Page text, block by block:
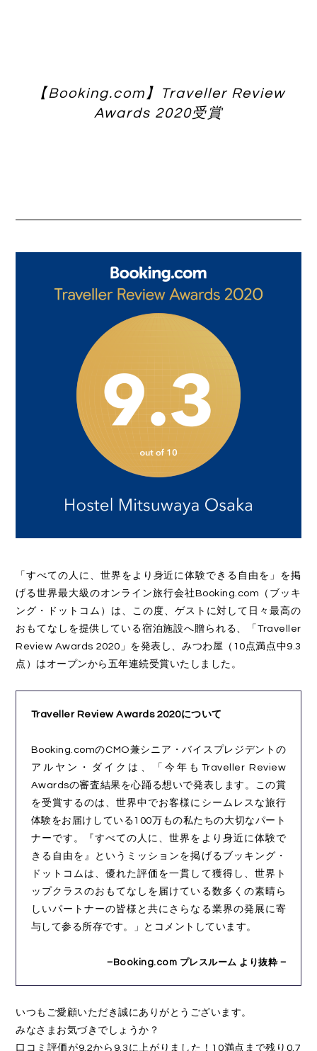
【Booking.com】Traveller Review
Awards 2020受賞
「すべての人に、世界をより身近に体験できる自由を」を掲
げる世界最大級のオンライン旅行会社Booking.com（ブッキ
ング・ドットコム）は、この度、ゲストに対して日々最高の
おもてなしを提供している宿泊施設へ贈られる、「Traveller
Review Awards 2020」を発表し、みつわ屋（10点満点中9.3
点）はオープンから五年連続受賞いたしました。
Traveller Review Awards 2020について
Booking.comのCMO兼シニア・バイスプレジデントの
アルヤン・ダイクは、「今年もTraveller Review
Awardsの審査結果を心踊る想いで発表します。この賞
を受賞するのは、世界中でお客様にシームレスな旅行
体験をお届けしている100万もの私たちの大切なパート
ナーです。『すべての人に、世界をより身近に体験で
きる自由を』というミッションを掲げるブッキング・
ドットコムは、優れた評価を一貫して獲得し、世界ト
ップクラスのおもてなしを届けている数多くの素晴ら
しいパートナーの皆様と共にさらなる業界の発展に寄
与して参る所存です。」とコメントしています。
–Booking.com プレスルーム より抜粋 –
いつもご愛顧いただき誠にありがとうございます。
みなさまお気づきでしょうか？
口コミ評価が9.2から9.3に上がりました！10満点まで残り0.7